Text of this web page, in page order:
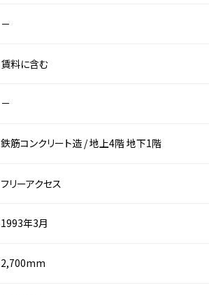
－
賃料に含む
－
鉄筋コンクリート造 /地上4階地下1階
フリーアクセス
1993年3月
2,700mm